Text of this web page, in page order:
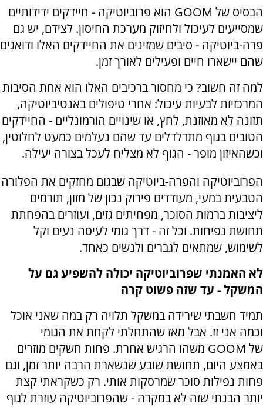
הבסיס של GOOM הוא פרוביוטיקה - חיידקים ידידותיים
שמסייעים לעיכול ולחיזוק מערכת החיסון. לצידם, יש גם
פרה-ביוטיקה - סיבים שמזינים את החיידקים האלו ודואגים
שהם יישארו חיים ופעילים לאורך זמן.
למה זה חשוב? כי מחסור ברכיבים האלו הוא אחת הסיבות
המרכזיות לבעיות עיכול: אחרי טיפולים באנטיביוטיקה,
תזונה לא מאוזנת, לחץ, או שינויים הורמונליים - החיידקים
הטובים בגוף מתדלדלים עד שהם נעלמים כמעט לחלוטין,
וכשהאיזון מופר - הגוף לא מצליח לעכל בצורה יעילה.
הפרוביוטיקה והפרה-ביוטיקה שבגום מחזקים את הפלורה
הטבעית במעי, מעודדים פירוק נכון של מזון, תורמים
ליציבות ברמות הסוכר, מפחיתים גזים, ועוזרים בהפחתת
תחושת נפיחות. וכל זה - דרך גומי לעיסה נעים וקל
לשימוש, שמתאים לגברים ולנשים כאחד.
לא האמנתי שפרוביוטיקה יכולה להשפיע גם על
המשקל - עד שזה פשוט קרה
תמיד חשבתי שירידה במשקל תלויה רק במה שאני אוכל
וכמה אני זז. אבל מאז שהתחלתי לקחת את הגומי
של GOOM משהו הרגיש אחרת. פחות חשקים מוזרים
באמצע היום, תחושת שובע שנשארת הרבה יותר זמן, וגם
פחות נפילות סוכר שמרסקות אותי. רק כשקראתי קצת
יותר הבנתי שזה לא במקרה - שהפרוביוטיקה עוזרת לגוף